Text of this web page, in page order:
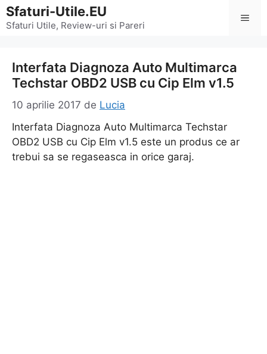
Sari
la
Sfaturi-Utile.EU
Sfaturi Utile, Review-uri si Pareri
Interfata Diagnoza Auto Multimarca
Techstar OBD2 USB cu Cip Elm v1.5
10 aprilie 2017 de Lucia
Interfata Diagnoza Auto Multimarca Techstar
OBD2 USB cu Cip Elm v1.5 este un produs ce ar
trebui sa se regaseasca in orice garaj.